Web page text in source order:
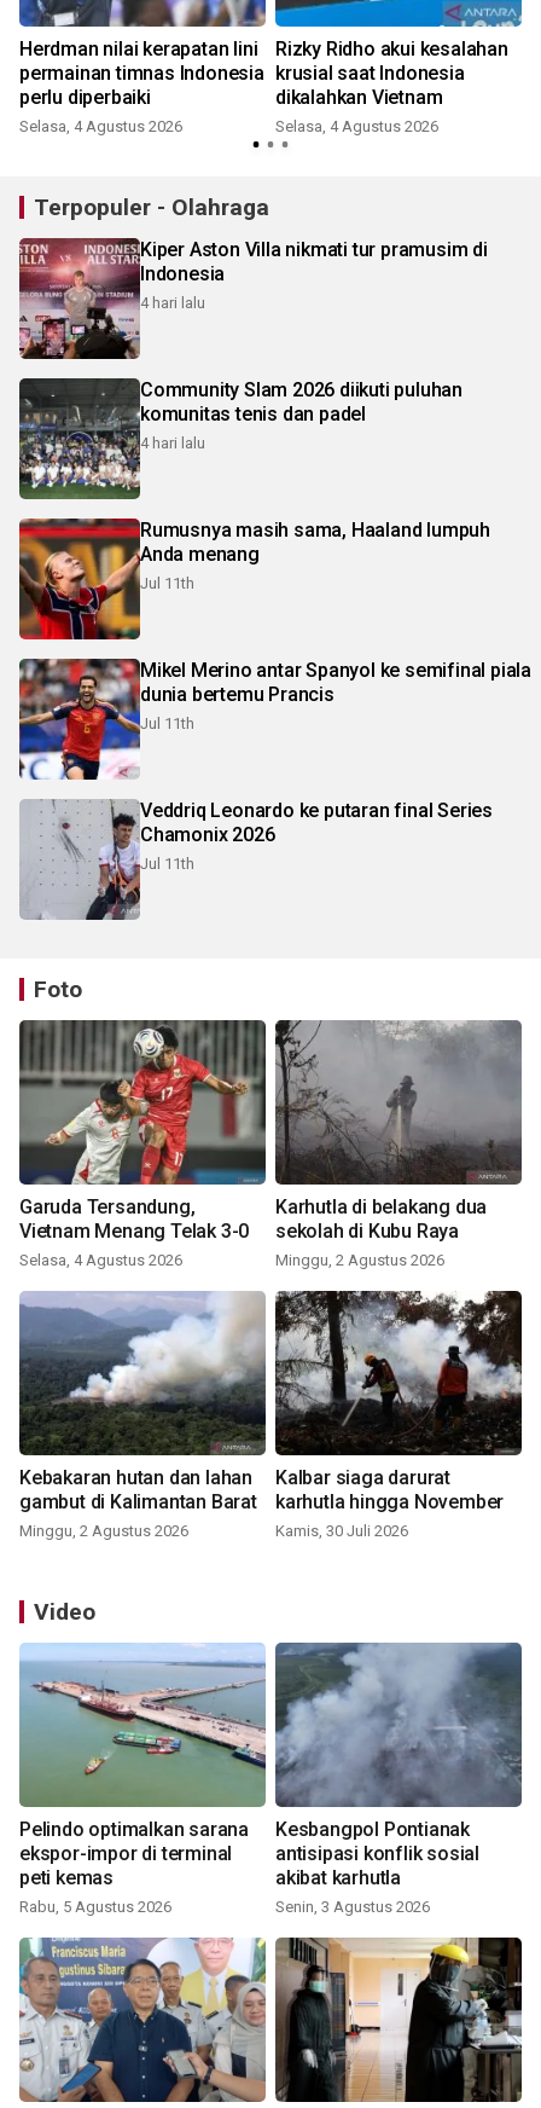
Herdman nilai kerapatan lini
permainan timnas Indonesia
perlu diperbaiki
Selasa, 4 Agustus 2026
Rizky Ridho akui kesalahan
krusial saat Indonesia
dikalahkan Vietnam
Selasa, 4 Agustus 2026
Terpopuler - Olahraga
Kiper Aston Villa nikmati tur pramusim di
Indonesia
4 hari lalu
Community Slam 2026 diikuti puluhan
komunitas tenis dan padel
4 hari lalu
Rumusnya masih sama, Haaland lumpuh
Anda menang
Jul 11th
Mikel Merino antar Spanyol ke semifinal piala
dunia bertemu Prancis
Jul 11th
Veddriq Leonardo ke putaran final Series
Chamonix 2026
Jul 11th
Foto
Garuda Tersandung,
Vietnam Menang Telak 3-0
Selasa, 4 Agustus 2026
Karhutla di belakang dua
sekolah di Kubu Raya
Minggu, 2 Agustus 2026
Kebakaran hutan dan lahan
gambut di Kalimantan Barat
Minggu, 2 Agustus 2026
Kalbar siaga darurat
karhutla hingga November
Kamis, 30 Juli 2026
Video
Pelindo optimalkan sarana
ekspor-impor di terminal
peti kemas
Rabu, 5 Agustus 2026
Kesbangpol Pontianak
antisipasi konflik sosial
akibat karhutla
Senin, 3 Agustus 2026